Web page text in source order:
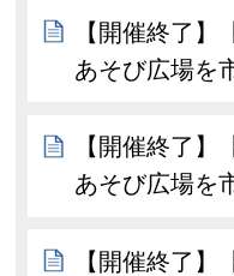
【開催終了
あそび広場を
【開催終了
あそび広場を
【開催終了